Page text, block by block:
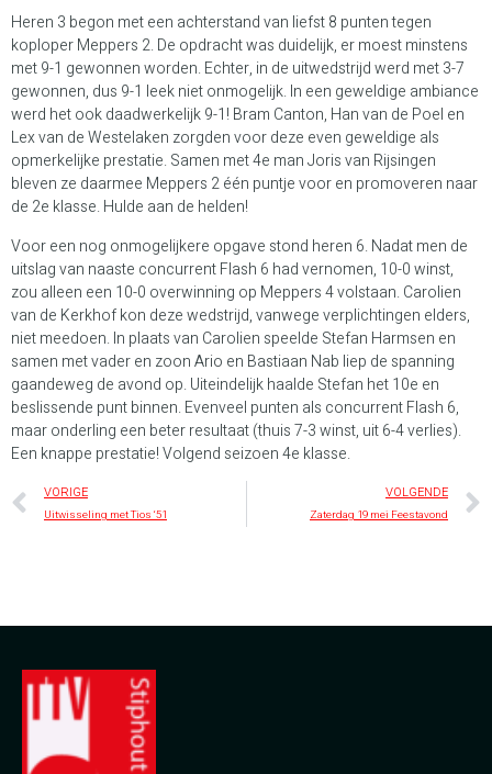
Heren 3 begon met een achterstand van liefst 8 punten tegen
koploper Meppers 2. De opdracht was duidelijk, er moest minstens
met 9-1 gewonnen worden. Echter, in de uitwedstrijd werd met 3-7
gewonnen, dus 9-1 leek niet onmogelijk. In een geweldige ambiance
werd het ook daadwerkelijk 9-1! Bram Canton, Han van de Poel en
Lex van de Westelaken zorgden voor deze even geweldige als
opmerkelijke prestatie. Samen met 4e man Joris van Rijsingen
bleven ze daarmee Meppers 2 één puntje voor en promoveren naar
de 2e klasse. Hulde aan de helden!
Voor een nog onmogelijkere opgave stond heren 6. Nadat men de
uitslag van naaste concurrent Flash 6 had vernomen, 10-0 winst,
zou alleen een 10-0 overwinning op Meppers 4 volstaan. Carolien
van de Kerkhof kon deze wedstrijd, vanwege verplichtingen elders,
niet meedoen. In plaats van Carolien speelde Stefan Harmsen en
samen met vader en zoon Ario en Bastiaan Nab liep de spanning
gaandeweg de avond op. Uiteindelijk haalde Stefan het 10e en
beslissende punt binnen. Evenveel punten als concurrent Flash 6,
maar onderling een beter resultaat (thuis 7-3 winst, uit 6-4 verlies).
Een knappe prestatie! Volgend seizoen 4e klasse.
VORIGE
Uitwisseling met Tios ‘51
VOLGENDE
Zaterdag 19 mei Feestavond